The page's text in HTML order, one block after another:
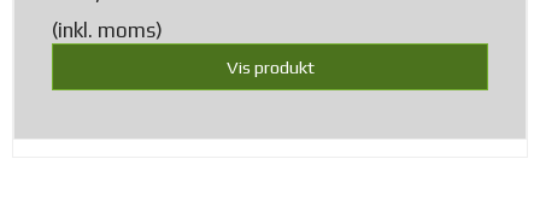
(inkl. moms)
Vis produkt